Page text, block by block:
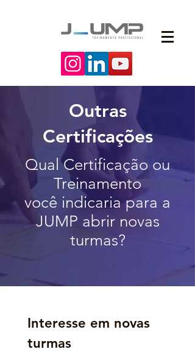
Outras
Certificações
Qual Certificação ou
Treinamento
você indicaria para a
JUMP abrir novas
turmas?
Interesse em novas
turmas